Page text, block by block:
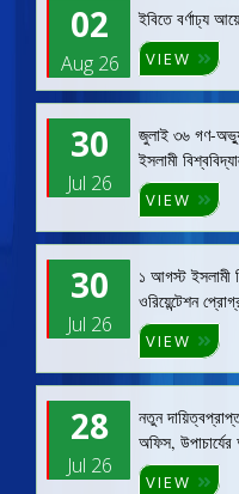
02
Aug 26
ইবিতে বর্ণাঢ্য
VIEW
30
Jul 26
জুলাই ৩৬ গণ-
ইসলামী
VIEW
30
Jul 26
১ আগস্ট ইসলামী
ওরিয়েন্টেশন
VIEW
28
Jul 26
নতুন
অফিস, উপাচার্যের
VIEW